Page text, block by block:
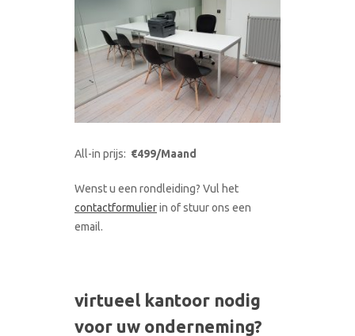
All-in prijs: €499/Maand
Wenst u een rondleiding? Vul het
contactformulierin of stuur ons een
email.
virtueel kantoor nodig
voor uw onderneming?